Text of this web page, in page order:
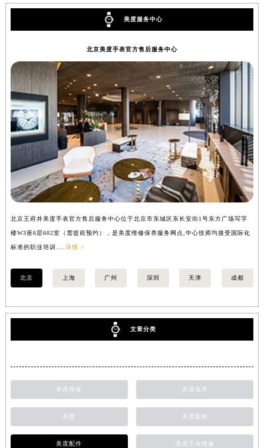
美度服务中心
北京美度手表官方售后服务中心
北京王府井美度手表官方售后服务中心位于北京市东城区东长安街1号东方广场写字
楼W3座6层602室（需提前预约），是美度维修保养服务网点,中心技师均接受国际化
标准的职业培训.... 详情 >
北京 上海 广州 深圳 天津 成都
文章分类
美度维修 美度保养
美度 美度新闻
美度配件 美度手表维修